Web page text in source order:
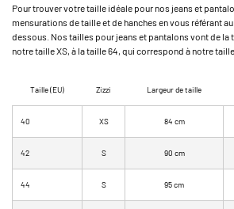
Pour trouver votre taille idéale pour nos jeans et
mensurations de taille et de hanches en vous référant
dessous. Nos tailles pour jeans et pantalons vont de
notre taille XS, à la taille 64, qui correspond à notre taille
Taille (EU) Zizzi Largeur de taille
40 XS 84 cm
42 S 90 cm
44 S 95 cm